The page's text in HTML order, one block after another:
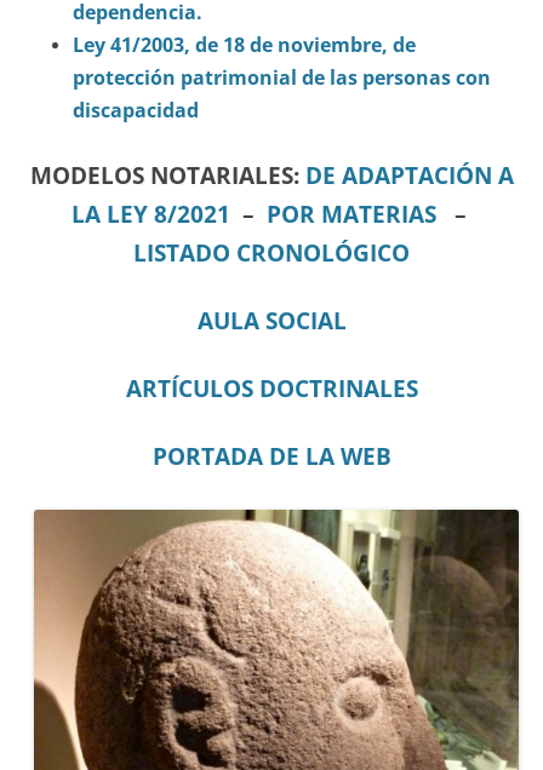
dependencia.
Ley 41/2003, de 18 de noviembre, de
protección patrimonial de las personas con
discapacidad
MODELOS NOTARIALES: DE ADAPTACIÓN A
LA LEY 8/2021 – POR MATERIAS–
LISTADO CRONOLÓGICO
AULA SOCIAL
ARTÍCULOS DOCTRINALES
PORTADA DE LA WEB